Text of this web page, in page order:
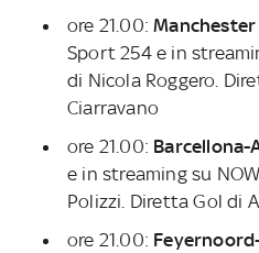
ore 21.00:
Sport 254 e in
di Nicola Roggero.
Ciarravano
ore 21.00: Barcellona-
e in streaming su
Polizzi. Diretta Gol di
ore 21.00: